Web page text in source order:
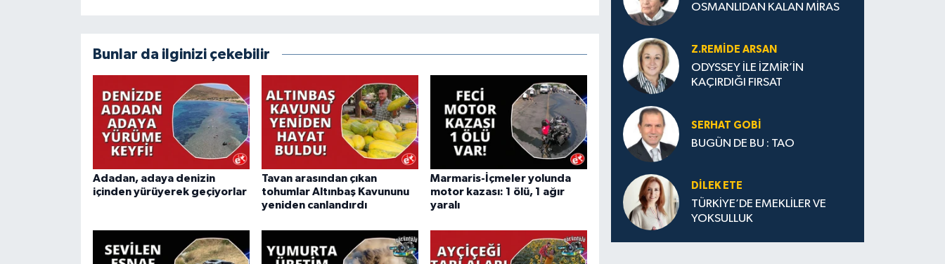
Bunlar da ilginizi çekebilir
Adadan, adaya denizin
içinden yürüyerek geçiyorlar
Tavan arasından çıkan
tohumlar Altınbaş Kavununu
yeniden canlandırdı
Marmaris-İçmeler yolunda
motor kazası: 1 ölü, 1 ağır
yaralı
OSMANLIDAN KALAN MİRAS
Z.REMIDE ARSAN
ODYSSEY İLE İZMİR’İN
KAÇIRDIĞI FIRSAT
SERHAT GOBİ
BUGÜN DE BU : TAO
DILEK ETE
TÜRKİYE’DE EMEKLİLER VE
YOKSULLUK